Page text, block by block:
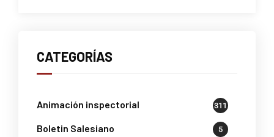
CATEGORÍAS
Animación inspectorial 311
Boletin Salesiano 5